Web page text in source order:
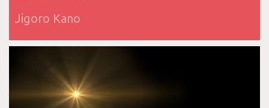
Jigoro Kano